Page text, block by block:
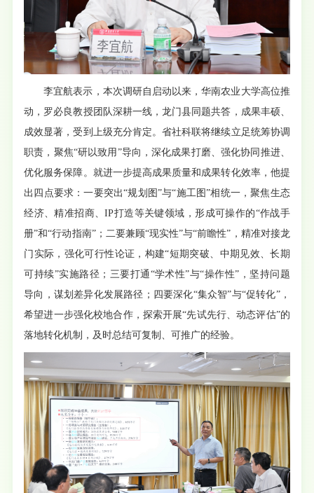
李宜航表示，本次调研自启动以来，华南农业大学高位推
动，罗必良教授团队深耕一线，龙门县同题共答，成果丰硕、
成效显著，受到上级充分肯定。省社科联将继续立足统筹协调
职责，聚焦“研以致用”导向，深化成果打磨、强化协同推进、
优化服务保障。就进一步提高成果质量和成果转化效率，他提
出四点要求：一要突出“规划图”与“施工图”相统一，聚焦生态
经济、精准招商、IP打造等关键领域，形成可操作的“作战手
册”和“行动指南”；二要兼顾“现实性”与“前瞻性”，精准对接龙
门实际，强化可行性论证，构建“短期突破、中期见效、长期
可持续”实施路径；三要打通“学术性”与“操作性”，坚持问题
导向，谋划差异化发展路径；四要深化“集众智”与“促转化”，
希望进一步强化校地合作，探索开展“先试先行、动态评估”的
落地转化机制，及时总结可复制、可推广的经验。